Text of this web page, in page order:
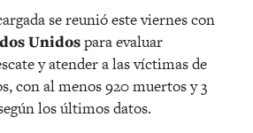
se reunió este viernes con
Unidospara evaluar
y atender a las víctimas de
con al menos 920 muertos y 3
los últimos datos.